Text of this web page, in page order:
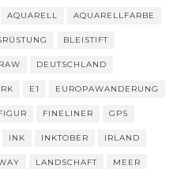
AQUARELL AQUARELLFARBE
BLEISTIFT
DEUTSCHLAND
E1 EUROPAWANDERUNG
FINELINER GPS
INK INKTOBER IRLAND
LANDSCHAFT MEER